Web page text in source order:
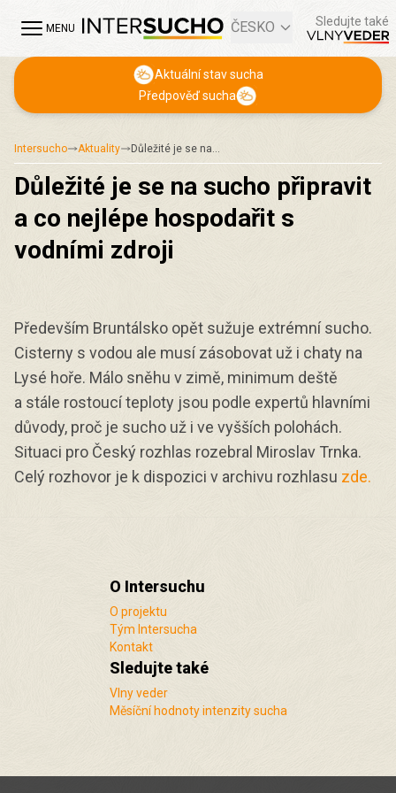
MENU ČESKO Sledujte také
Aktuální stav sucha
Předpověď sucha
Intersucho Aktuality Důležité je se na…
Důležité je se na sucho připravit
a co nejlépe hospodařit s
vodními zdroji
Především Bruntálsko opět sužuje extrémní sucho.
Cisterny s vodou ale musí zásobovat už i chaty na
Lysé hoře. Málo sněhu v zimě, minimum deště
a stále rostoucí teploty jsou podle expertů hlavními
důvody, proč je sucho už i ve vyšších polohách.
Situaci pro Český rozhlas rozebral Miroslav Trnka.
Celý rozhovor je k dispozici v archivu rozhlasu zde.
O Intersuchu
O projektu
Tým Intersucha
Kontakt
Sledujte také
Vlny veder
Měsíční hodnoty intenzity sucha